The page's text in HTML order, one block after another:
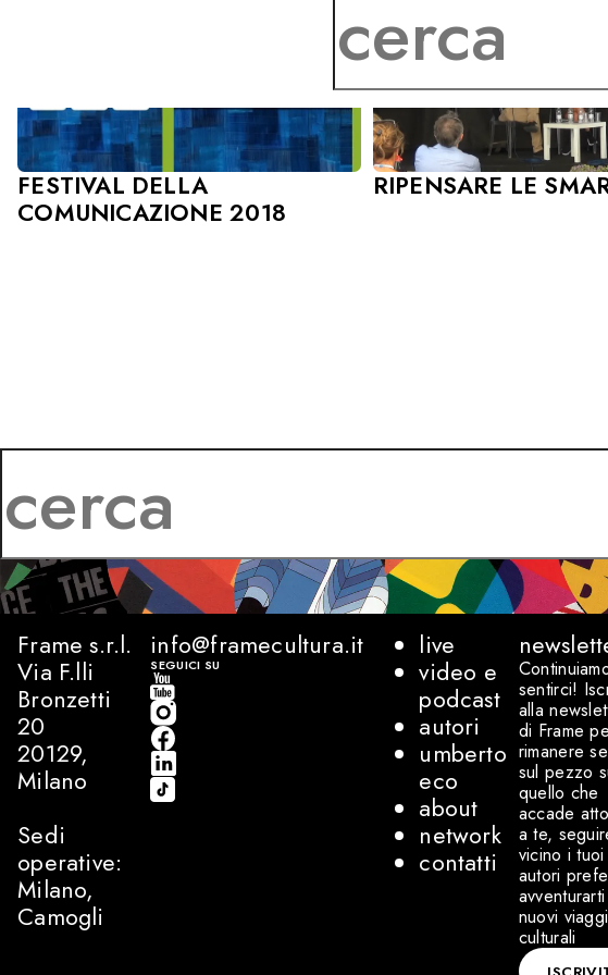
FESTIVAL DELLA
COMUNICAZIONE 2018
RIPENSARE LE
Frame s.r.l.
Via F.lli
Bronzetti
20
20129,
Milano
Sedi
operative:
Milano,
Camogli
info@framecultura.it
SEGUICI SU
live
video e
podcast
autori
umberto
eco
about
network
contatti
sentirci!
alla
di Frame
rimanere
sul pezzo
quello che
accade
a te,
vicino i tuoi
autori
nuovi viaggi
culturali